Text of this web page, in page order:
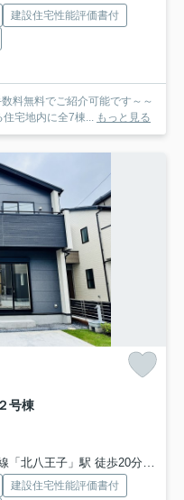
建設住宅性能評価書付
料無料でご紹介可能です～～
宅地内に全7棟... もっと見る
２号棟
「北八王子」駅 徒歩20分
建設住宅性能評価書付